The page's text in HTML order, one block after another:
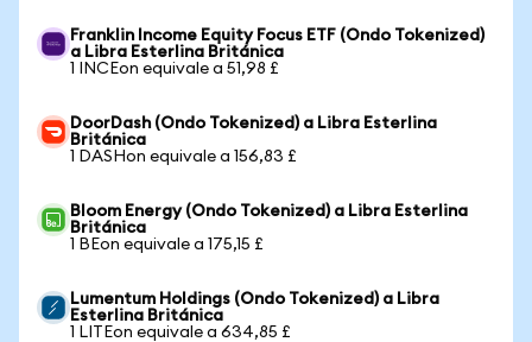
Franklin Income Equity Focus ETF (Ondo Tokenized)
a Libra Esterlina Británica
1 INCEon equivale a 51,98 £
DoorDash (Ondo Tokenized) a Libra Esterlina
Británica
1 DASHon equivale a 156,83 £
Bloom Energy (Ondo Tokenized) a Libra Esterlina
Británica
1 BEon equivale a 175,15 £
Lumentum Holdings (Ondo Tokenized) a Libra
Esterlina Británica
1 LITEon equivale a 634,85 £